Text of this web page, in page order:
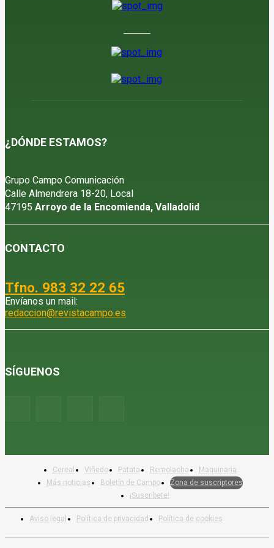
¿DÓNDE ESTAMOS?
Grupo Campo Comunicación
Calle Almendrera 18-20, Local
47195 Arroyo de la Encomienda, Valladolid
CONTACTO
Tfno. 983 32 22 65
Envíanos un mail:
redaccion@revistacampo.es
SÍGUENOS
Aviso legal Política de privacidad Política de cookies
Cereal Viñedo Patata Remolacha
Maquinaria
Más noticias
Boletín de Campo
Zona de suscriptores
¡Suscríbete!